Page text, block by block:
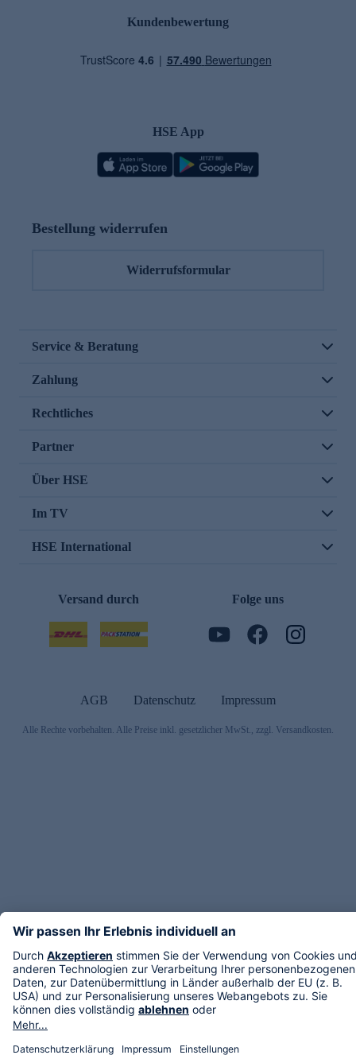
Kundenbewertung
HSE App
Bestellung widerrufen
Widerrufsformular
Service & Beratung
Zahlung
Rechtliches
Partner
Über HSE
Im TV
HSE International
Versand durch Folge uns
AGB Datenschutz Impressum
Alle Rechte vorbehalten. Alle Preise inkl. gesetzlicher MwSt., zzgl. Versandkosten.